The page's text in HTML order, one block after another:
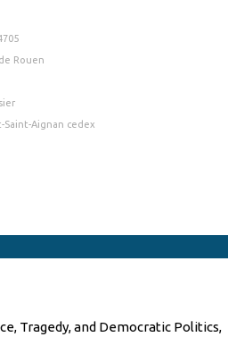
Rouen
Saint-Aignan cedex
Tragedy, and Democratic Politics,